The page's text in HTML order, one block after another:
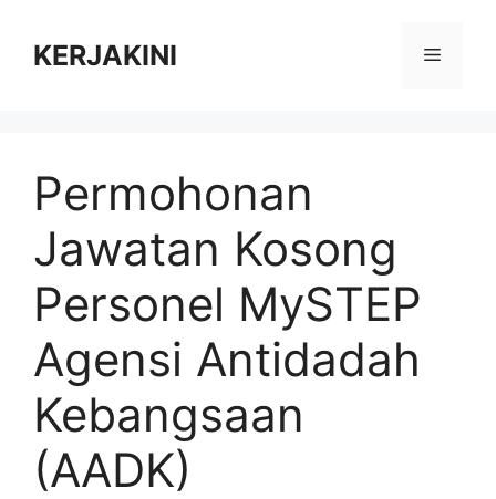
contentKERJAKINI Menu
Permohonan
Jawatan Kosong
Personel MySTEP
Agensi Antidadah
Kebangsaan
(AADK)